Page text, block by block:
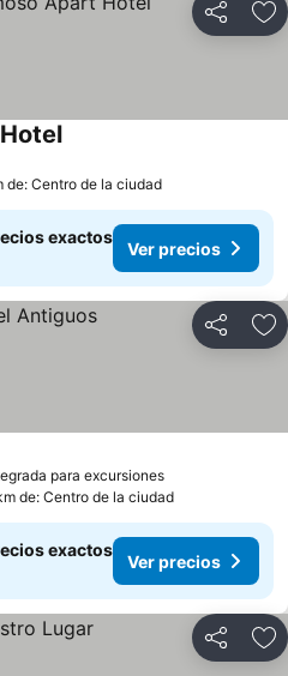
Compartir
de: Centro de la ciudad
exactos
Ver precios
Compartir
para excursiones
de: Centro de la ciudad
exactos
Ver precios
Compartir